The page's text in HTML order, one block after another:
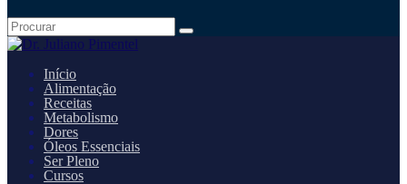
Início
Alimentação
Receitas
Metabolismo
Dores
Óleos Essenciais
Ser Pleno
Cursos